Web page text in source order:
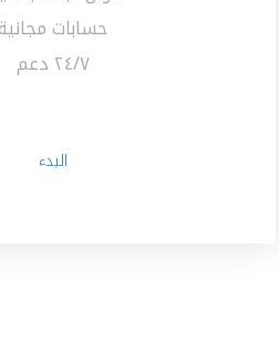
حسابات مجانية
٢٤/٧ دعم
البدء